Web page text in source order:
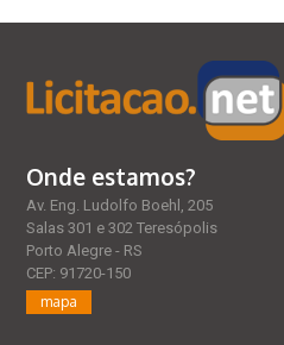
Onde estamos?
Av. Eng. Ludolfo Boehl, 205
Salas 301 e 302 Teresópolis
Porto Alegre - RS
CEP: 91720-150
mapa